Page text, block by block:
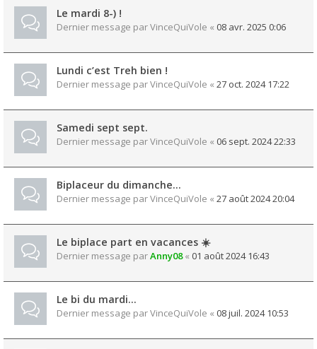
Le mardi 8-) !
Dernier message parVinceQuiVole « 08 avr. 2025 0:06
Lundi c’est Treh bien !
Dernier message parVinceQuiVole « 27 oct. 2024 17:22
Samedi sept sept.
Dernier message parVinceQuiVole « 06 sept. 2024 22:33
Biplaceur du dimanche…
Dernier message parVinceQuiVole « 27 août 2024 20:04
Le biplace part en vacances ☀️
Dernier message parAnny08« 01 août 2024 16:43
Le bi du mardi…
Dernier message parVinceQuiVole « 08 juil. 2024 10:53